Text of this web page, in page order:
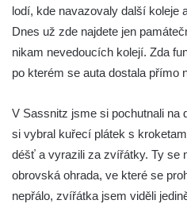
lodí, kde navazovaly další koleje
Dnes už zde najdete jen
nikam nevedoucích kolejí. Zda
po kterém se auta dostala přímo
V Sassnitz jsme si pochutnali na
si vybral kuřecí plátek s
déšť a vyrazili za zvířátky. Ty se
obrovská ohrada, ve které se
nepřálo, zvířátka jsem viděli